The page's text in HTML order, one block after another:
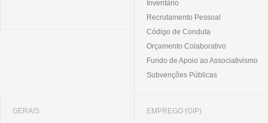
Inventário
Recrutamento Pessoal
Código de Conduta
Orçamento Colaborativo
Fundo de Apoio ao Associativismo
Subvenções Públicas
GERAIS EMPREGO (GIP)